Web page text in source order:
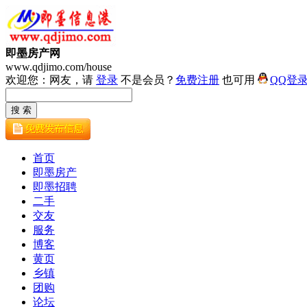
即墨房产网
www.qdjimo.com/house
欢迎您：网友，请 登录 不是会员？ 免费注册 也可用 QQ登
首页
即墨房产
即墨招聘
二手
交友
服务
博客
黄页
乡镇
团购
论坛